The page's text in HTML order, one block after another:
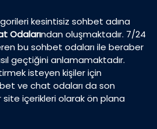
kesintisiz sohbet adına
Odalarından oluşmaktadır. 7/24
bu sohbet odaları ile beraber
geçtiğini anlamamaktadır.
isteyen kişiler için
ve chat odaları da son
site içerikleri olarak ön plana